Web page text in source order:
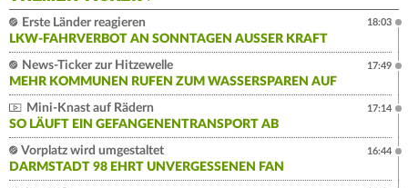
Erste Länder reagieren
LKW-FAHRVERBOT AN SONNTAGEN AUSSER KRAFT
18:03
News-Ticker zur Hitzewelle
MEHR KOMMUNEN RUFEN ZUM WASSERSPAREN AUF
17:49
Mini-Knast auf Rädern
SO LÄUFT EIN GEFANGENENTRANSPORT AB
17:14
Vorplatz wird umgestaltet
DARMSTADT 98 EHRT UNVERGESSENEN FAN
16:44